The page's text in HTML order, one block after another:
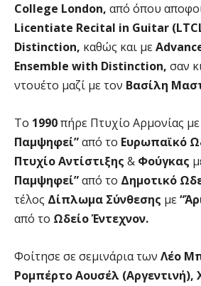
College London, από όπου
Licentiate Recital in Guitar
Distinction, καθώς και με
Ensemble with Distinction, σαν
ντουέτο μαζί με τον Βασίλη
Το 1990πήρε Πτυχίο Αρμονίας με
Παμψηφεί”από το Ευρωπαϊκό
Πτυχίο Αντίστιξης & Φούγκας
Παμψηφεί”από το Δημοτικό
τέλος Δίπλωμα Σύνθεσης με
από το Ωδείο Έντεχνον.
Φοίτησε σε σεμινάρια των Λέο
Ρομπέρτο Αουσέλ (Αργεντινή),